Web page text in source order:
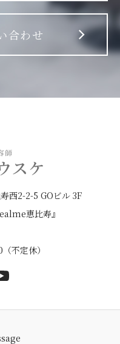
合わせ
西2-2-5 GOビル 3F
恵比寿』
不定休）